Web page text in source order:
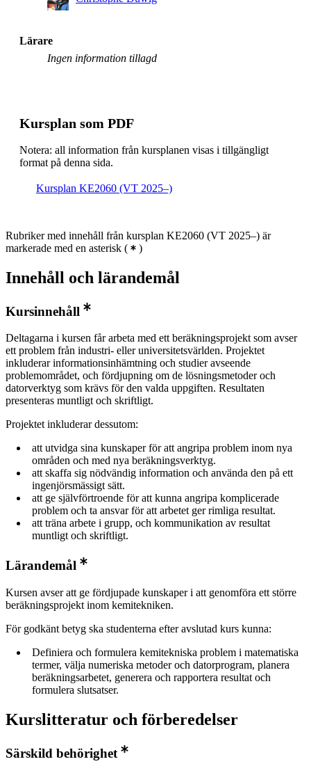
Lärare
Ingen information tillagd
Kursplan som PDF
Notera: all information från kursplanen visas i tillgängligt
format på denna sida.
Kursplan KE2060 (VT 2025–)
Rubriker med innehåll från kursplan KE2060 (VT 2025–) är
markerade med en asterisk ( )
Innehåll och lärandemål
Kursinnehåll
Deltagarna i kursen får arbeta med ett beräkningsprojekt som avser
ett problem från industri- eller universitetsvärlden. Projektet
inkluderar informationsinhämtning och studier avseende
problemområdet, och fördjupning om de lösningsmetoder och
datorverktyg som krävs för den valda uppgiften. Resultaten
presenteras muntligt och skriftligt.
Projektet inkluderar dessutom:
att utvidga sina kunskaper för att angripa problem inom nya
områden och med nya beräkningsverktyg.
att skaffa sig nödvändig information och använda den på ett
ingenjörsmässigt sätt.
att ge självförtroende för att kunna angripa komplicerade
problem och ta ansvar för att arbetet ger rimliga resultat.
att träna arbete i grupp, och kommunikation av resultat
muntligt och skriftligt.
Lärandemål
Kursen avser att ge fördjupade kunskaper i att genomföra ett större
beräkningsprojekt inom kemitekniken.
För godkänt betyg ska studenterna efter avslutad kurs kunna:
Definiera och formulera kemitekniska problem i matematiska
termer, välja numeriska metoder och datorprogram, planera
beräkningsarbetet, generera och rapportera resultat och
formulera slutsatser.
Kurslitteratur och förberedelser
Särskild behörighet